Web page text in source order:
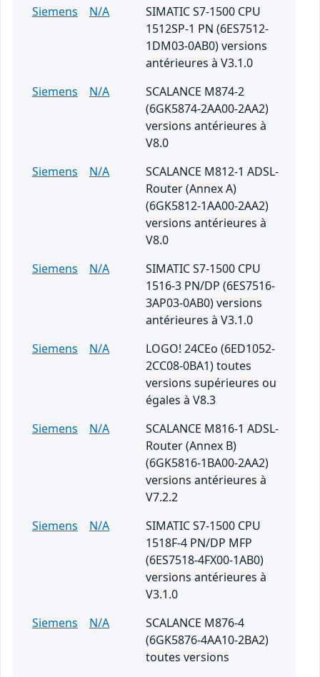
Siemens
N/A
SIMATIC S7-1500 CPU
1512SP-1 PN (6ES7512-
1DM03-0AB0) versions
antérieures à V3.1.0
Siemens
N/A
SCALANCE M874-2
(6GK5874-2AA00-2AA2)
versions antérieures à
V8.0
Siemens
N/A
SCALANCE M812-1 ADSL-
Router (Annex A)
(6GK5812-1AA00-2AA2)
versions antérieures à
V8.0
Siemens
N/A
SIMATIC S7-1500 CPU
1516-3 PN/DP (6ES7516-
3AP03-0AB0) versions
antérieures à V3.1.0
Siemens
N/A
LOGO! 24CEo (6ED1052-
2CC08-0BA1) toutes
versions supérieures ou
égales à V8.3
Siemens
N/A
SCALANCE M816-1 ADSL-
Router (Annex B)
(6GK5816-1BA00-2AA2)
versions antérieures à
V7.2.2
Siemens
N/A
SIMATIC S7-1500 CPU
1518F-4 PN/DP MFP
(6ES7518-4FX00-1AB0)
versions antérieures à
V3.1.0
Siemens
N/A
SCALANCE M876-4
(6GK5876-4AA10-2BA2)
toutes versions